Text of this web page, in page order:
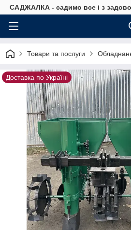
САДЖАЛКА - садимо все і з
Товари та послуги
Доставка по Україні